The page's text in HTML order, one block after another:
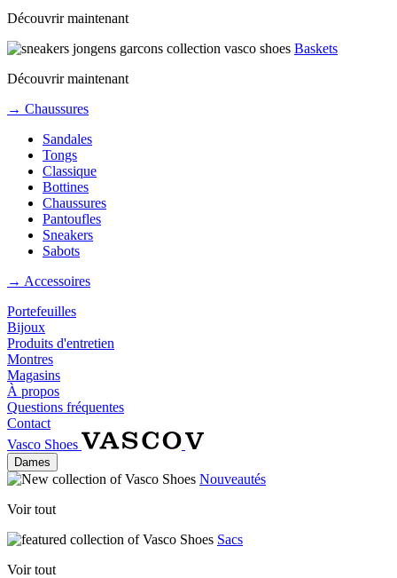
Découvrir maintenant
Baskets
Découvrir maintenant
→ Chaussures
Sandales
Tongs
Classique
Bottines
Chaussures
Pantoufles
Sneakers
Sabots
→ Accessoires
Portefeuilles
Bijoux
Produits d'entretien
Montres
Magasins
À propos
Questions fréquentes
Contact
Vasco Shoes
Dames
Nouveautés
Voir tout
Sacs
Voir tout